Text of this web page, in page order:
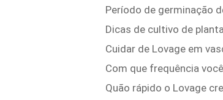
Período de germinação
Dicas de cultivo de
Cuidar de Lovage em
Com que frequência
Quão rápido o Lovage